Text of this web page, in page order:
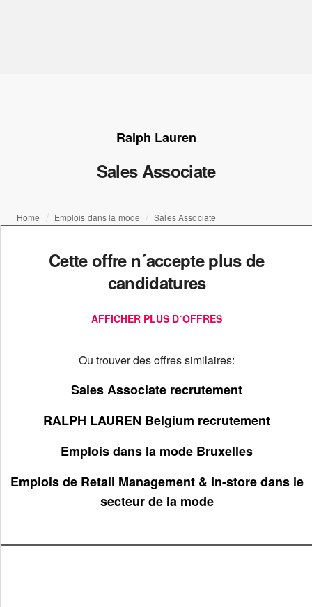
Ralph Lauren
Sales Associate
Home Emplois dans la mode Sales Associate
Cette offre n´accepte plus de
candidatures
AFFICHER PLUS D´OFFRES
Ou trouver des offres similaires:
Sales Associate recrutement
RALPH LAUREN Belgium recrutement
Emplois dans la mode Bruxelles
Emplois de Retail Management & In-store dans le
secteur de la mode